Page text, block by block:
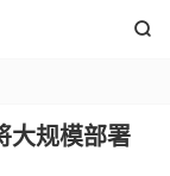

大规模部署